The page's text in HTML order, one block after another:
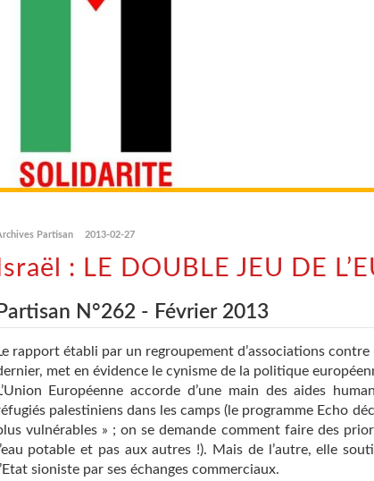
Partisan 2013-02-27
Israël : LE DOUBLE JEU DE
Partisan N°262 - Février 2013
rapport établi par un regroupement d’associations
met en évidence le cynisme de la politique
Européenne accorde d’une main des aides
palestiniens dans les camps (le programme Echo
vulnérables » ; on se demande comment faire des
l’eau potable et pas aux autres !). Mais de l’autre, elle
l’Etat sioniste par ses échanges commerciaux.